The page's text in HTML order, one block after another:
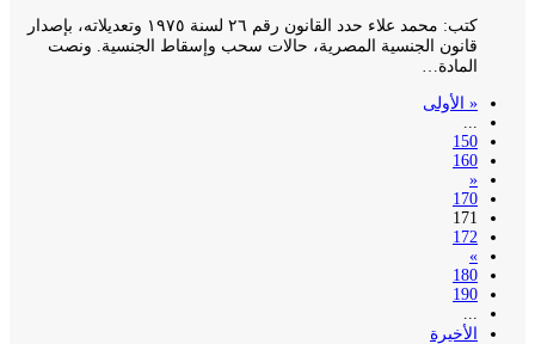
كتب: محمد علاء حدد القانون رقم ٢٦ لسنة ١٩٧٥ وتعديلاته، بإصدار
قانون الجنسية المصرية، حالات سحب وإسقاط الجنسية. ونصت
المادة…
« الأولى
150
160
170
171
172
180
190
الأخيرة